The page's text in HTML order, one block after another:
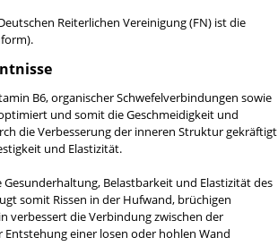
Reiterlichen Vereinigung (FN) ist die
B6, organischer Schwefelverbindungen sowie
und somit die Geschmeidigkeit und
die Verbesserung der inneren Struktur gekräftigt
und Elastizität.
Belastbarkeit und Elastizität des
somit Rissen in der Hufwand, brüchigen
verbessert die Verbindung zwischen der
einer losen oder hohlen Wand